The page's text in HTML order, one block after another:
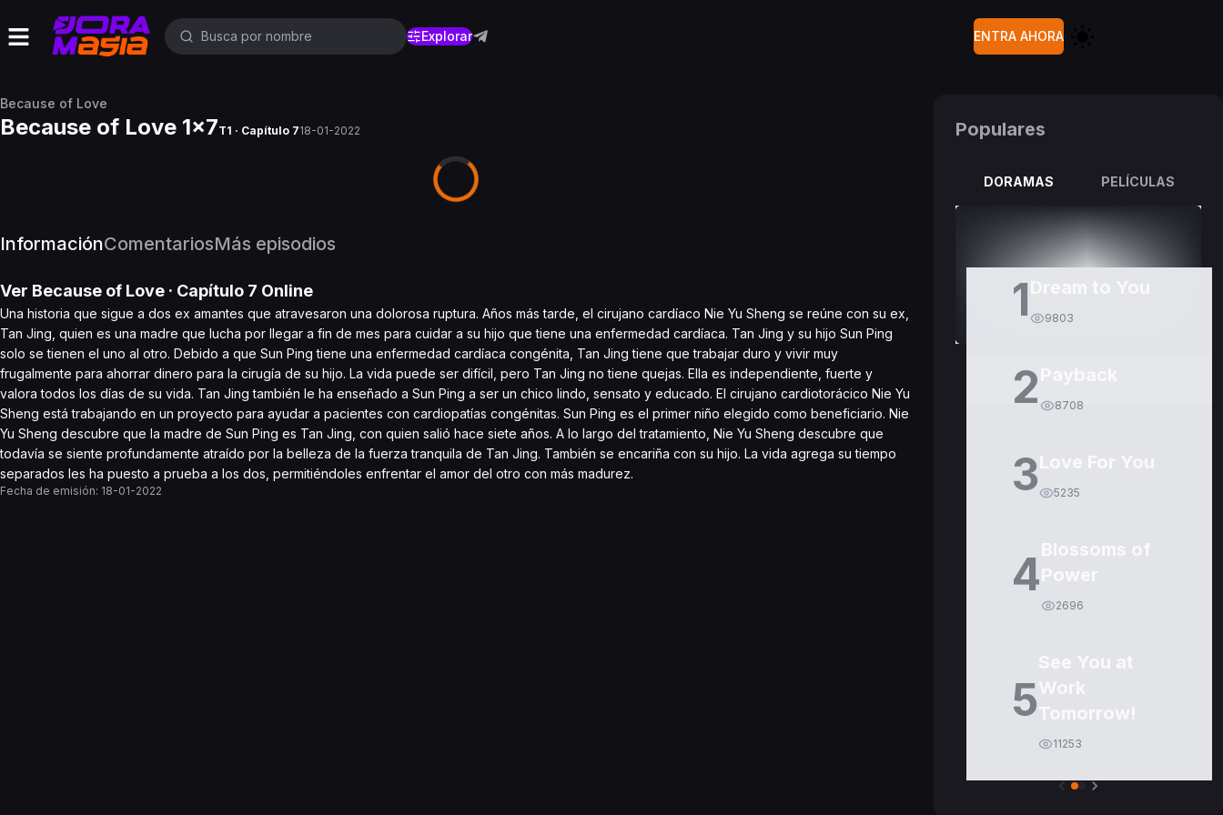
Explorar ENTRA AHORA
Because of Love
Because of Love 1x7T1 · Capítulo 718-01-2022
InformaciónComentariosMás episodios
Ver Because of Love · Capítulo 7 Online
Una historia que sigue a dos ex amantes que atravesaron una dolorosa ruptura. Años más tarde, el cirujano cardíaco Nie Yu Sheng se reúne con su ex,
Tan Jing, quien es una madre que lucha por llegar a fin de mes para cuidar a su hijo que tiene una enfermedad cardíaca. Tan Jing y su hijo Sun Ping
solo se tienen el uno al otro. Debido a que Sun Ping tiene una enfermedad cardíaca congénita, Tan Jing tiene que trabajar duro y vivir muy
frugalmente para ahorrar dinero para la cirugía de su hijo. La vida puede ser difícil, pero Tan Jing no tiene quejas. Ella es independiente, fuerte y
valora todos los días de su vida. Tan Jing también le ha enseñado a Sun Ping a ser un chico lindo, sensato y educado. El cirujano cardiotorácico Nie Yu
Sheng está trabajando en un proyecto para ayudar a pacientes con cardiopatías congénitas. Sun Ping es el primer niño elegido como beneficiario. Nie
Yu Sheng descubre que la madre de Sun Ping es Tan Jing, con quien salió hace siete años. A lo largo del tratamiento, Nie Yu Sheng descubre que
todavía se siente profundamente atraído por la belleza de la fuerza tranquila de Tan Jing. También se encariña con su hijo. La vida agrega su tiempo
separados les ha puesto a prueba a los dos, permitiéndoles enfrentar el amor del otro con más madurez.
Fecha de emisión: 18-01-2022
Populares
DORAMAS PELÍCULAS
1 9803
2 8708
3Love For You
5235
4Blossoms of
Power
2696
5
See You at
Work
Tomorrow!
11253